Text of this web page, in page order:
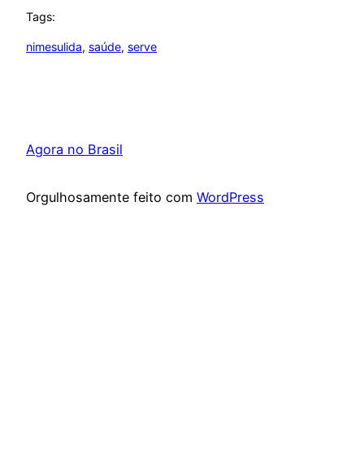
Tags:
nimesulida, saúde, serve
Agora no Brasil
Orgulhosamente feito com WordPress